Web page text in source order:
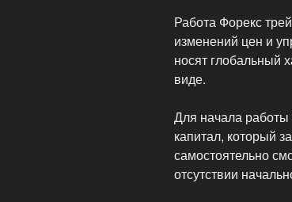
Работа Форекс
изменений цен и
носят глобальный
виде.
Для начала работы
капитал, который
самостоятельно
отсутствии